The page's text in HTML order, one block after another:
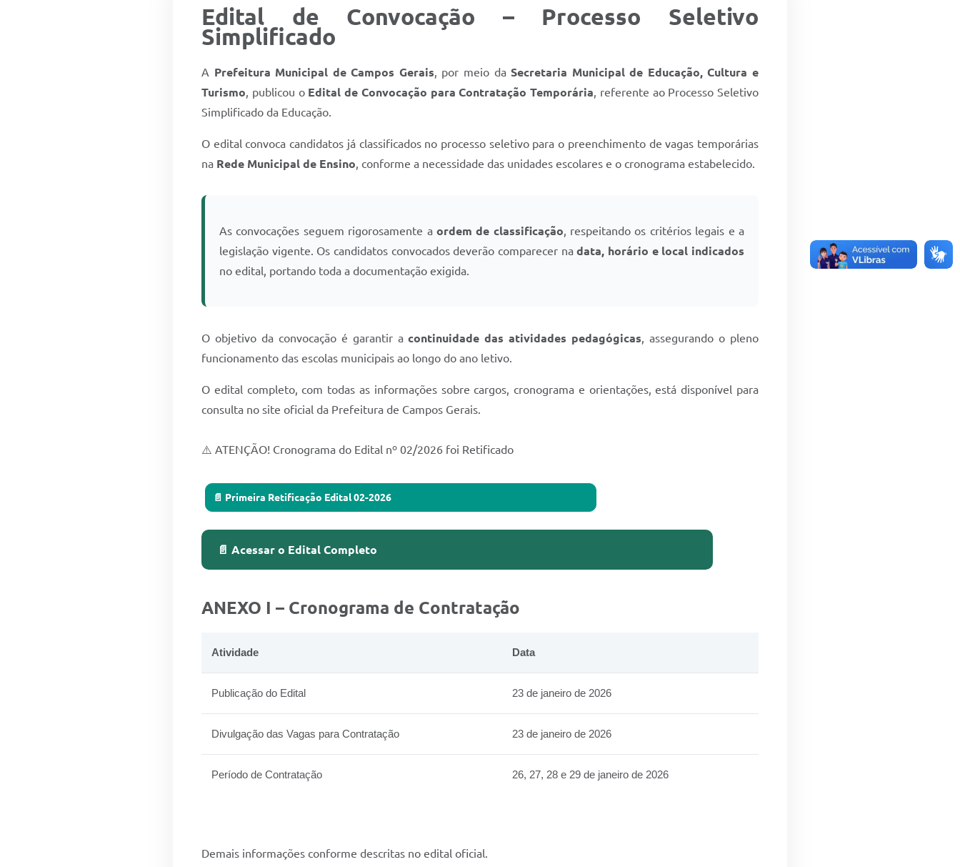
Edital de Convocação – Processo Seletivo
Simplificado
A Prefeitura Municipal de Campos Gerais, por meio daSecretaria Municipal de Educação, Cultura e
Turismo, publicou o Edital de Convocação para Contratação Temporária, referente ao Processo Seletivo
Simplificado da Educação.
O edital convoca candidatos já classificados no processo seletivo para o preenchimento de vagas temporárias
na Rede Municipal de Ensino, conforme a necessidade das unidades escolares e o cronograma estabelecido.
As convocações seguem rigorosamente a ordem de classificação, respeitando os critérios legais e a
legislação vigente. Os candidatos convocados deverão comparecer nadata, horário e local indicados
no edital, portando toda a documentação exigida.
O objetivo da convocação é garantir acontinuidade das atividades pedagógicas, assegurando o pleno
funcionamento das escolas municipais ao longo do ano letivo.
O edital completo, com todas as informações sobre cargos, cronograma e orientações, está disponível para
consulta no site oficial da Prefeitura de Campos Gerais.
⚠️ ATENÇÃO! Cronograma do Edital nº 02/2026 foi Retificado
📄 Primeira Retificação Edital 02-2026
📄 Acessar o Edital Completo
ANEXO I – Cronograma de Contratação
Atividade Data
Publicação do Edital 23 de janeiro de 2026
Divulgação das Vagas para Contratação 23 de janeiro de 2026
Período de Contratação 26, 27, 28 e 29 de janeiro de 2026
Demais informações conforme descritas no edital oficial.